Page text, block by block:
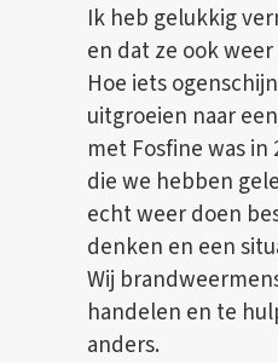
Ik heb gelukkig
en dat ze ook
Hoe iets
uitgroeien naar
met Fosfine was
die we hebben
echt weer doen
denken en een
Wij
handelen en te
anders.